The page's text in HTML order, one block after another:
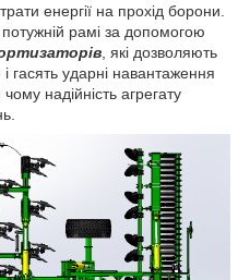
енергії на прохід борони.
рамі за допомогою
, які дозволяють
гасять ударні навантаження
надійність агрегату